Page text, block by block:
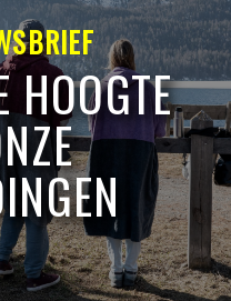
HOOGTE